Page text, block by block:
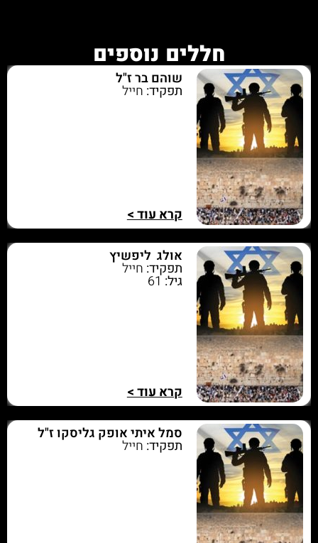
חללים נוספים
שוהם בר ז"ל
תפקיד: חייל
קרא עוד >
אולג ליפשיץ
תפקיד: חייל
גיל:61
קרא עוד >
סמל איתי אופק גליסקו ז"ל
תפקיד: חייל